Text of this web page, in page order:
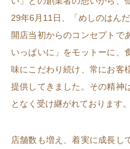
29年6月11日、「めしのはん
開店当初からのコンセプトで
いっぱいに」をモットーに、
味にこだわり続け、常にお客
提供してきました。その精神
となく受け継がれております。
店舗数も増え、着実に成長し